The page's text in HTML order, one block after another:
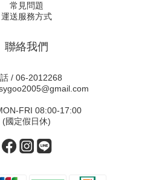
常見問題
運送服務方式
聯絡我們
/ 06-2012268
FRI 08:00-17:00
(國定假日休)